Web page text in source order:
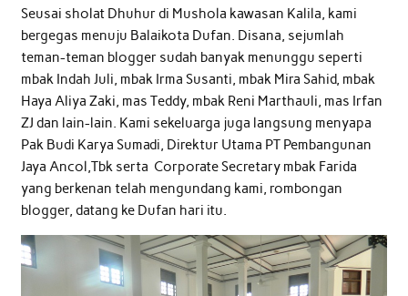
Seusai sholat Dhuhur di Mushola kawasan Kalila, kami
bergegas menuju Balaikota Dufan. Disana, sejumlah
teman-teman blogger sudah banyak menunggu seperti
mbak Indah Juli, mbak Irma Susanti, mbak Mira Sahid, mbak
Haya Aliya Zaki, mas Teddy, mbak Reni Marthauli, mas Irfan
ZJ dan lain-lain. Kami sekeluarga juga langsung menyapa
Pak Budi Karya Sumadi, Direktur Utama PT Pembangunan
Jaya Ancol,Tbk serta Corporate Secretary mbak Farida
yang berkenan telah mengundang kami, rombongan
blogger, datang ke Dufan hari itu.